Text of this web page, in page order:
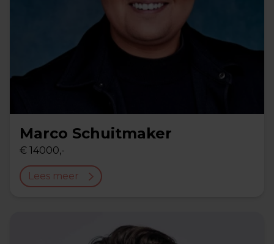
Marco Schuitmaker
€ 14000,-
Lees meer